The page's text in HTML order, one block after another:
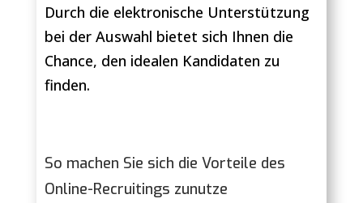
Durch die elektronische Unterstützung
bei der Auswahl bietet sich Ihnen die
Chance, den idealen Kandidaten zu
finden.
So machen Sie sich die Vorteile des
Online-Recruitings zunutze